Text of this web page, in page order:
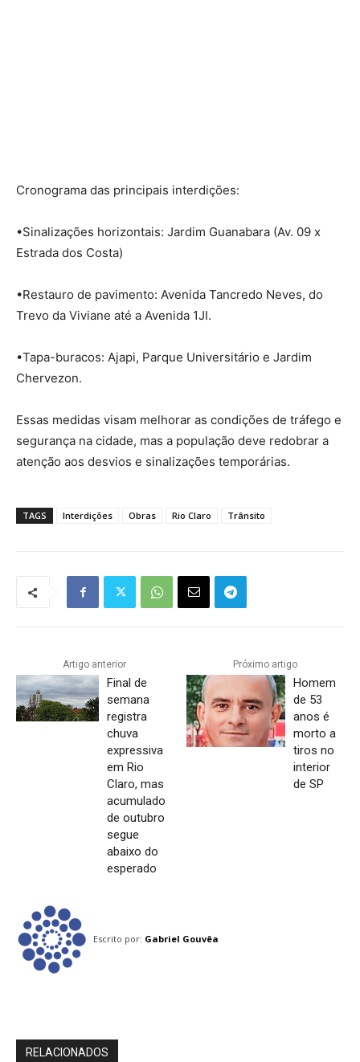
Cronograma das principais interdições:
•Sinalizações horizontais: Jardim Guanabara (Av. 09 x
Estrada dos Costa)
•Restauro de pavimento: Avenida Tancredo Neves, do
Trevo da Viviane até a Avenida 1JI.
•Tapa-buracos: Ajapi, Parque Universitário e Jardim
Chervezon.
Essas medidas visam melhorar as condições de tráfego e
segurança na cidade, mas a população deve redobrar a
atenção aos desvios e sinalizações temporárias.
TAGS Interdições Obras Rio Claro Trânsito
Artigo anterior
Final de
semana
registra
chuva
expressiva
em Rio
Claro, mas
acumulado
de outubro
segue
abaixo do
esperado
Próximo artigo
Homem
de 53
anos é
morto a
tiros no
interior
de SP
Escrito por: Gabriel Gouvêa
RELACIONADOS